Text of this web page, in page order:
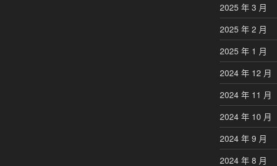
2025 年 3 月
2025 年 2 月
2025 年 1 月
2024 年 12 月
2024 年 11 月
2024 年 10 月
2024 年 9 月
2024 年 8 月